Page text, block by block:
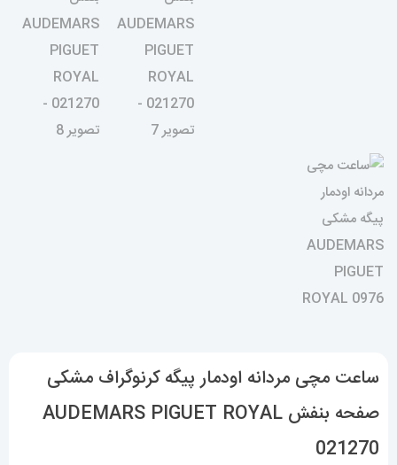
ساعت مچی مردانه اودمار پیگه کرنوگراف مشکی
صفحه بنفش AUDEMARS PIGUET ROYAL
021270